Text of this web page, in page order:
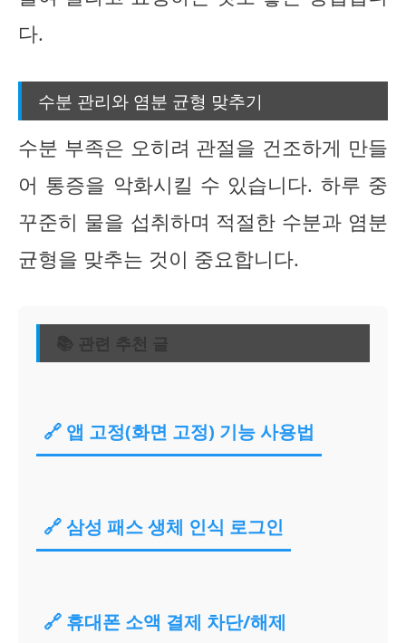
다.
수분 관리와 염분 균형 맞추기
수분 부족은 오히려 관절을 건조하게 만들
어 통증을 악화시킬 수 있습니다. 하루 중
꾸준히 물을 섭취하며 적절한 수분과 염분
균형을 맞추는 것이 중요합니다.
📚 관련 추천 글
🔗 앱 고정(화면 고정) 기능 사용법
🔗 삼성 패스 생체 인식 로그인
🔗 휴대폰 소액 결제 차단/해제